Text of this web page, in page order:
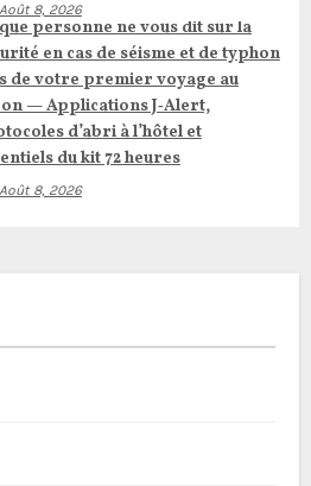
Août 8, 2026
personne ne vous dit sur la
en cas de séisme et de typhon
de votre premier voyage au
— Applications J‑Alert,
d’abri à l’hôtel et
du kit 72 heures
Août 8, 2026